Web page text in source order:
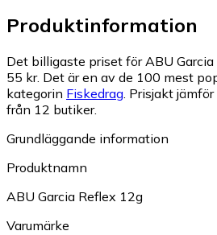
Produktinformation
Det billigaste priset för ABU
55 kr. Det är en av de 100 mest
kategorin Fiskedrag. Prisjakt
från 12 butiker.
Grundläggande information
Produktnamn
ABU Garcia Reflex 12g
Varumärke